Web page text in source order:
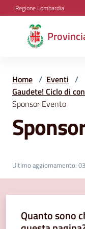
Vai al contenuto
Vai alla navigazione
Vai al footer
Regione Lombardia
Provincia
di
Aree
tematiche
Amministrazione
Home / Eventi /
Gaudete! Ciclo di
Sponsor Evento
Ultimo aggiornamento:
Quanto sono